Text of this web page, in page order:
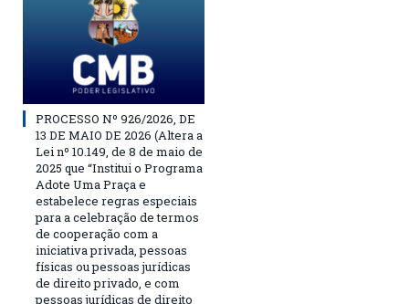
PROCESSO Nº 926/2026, DE
13 DE MAIO DE 2026 (Altera a
Lei nº 10.149, de 8 de maio de
2025 que “Institui o Programa
Adote Uma Praça e
estabelece regras especiais
para a celebração de termos
de cooperação com a
iniciativa privada, pessoas
físicas ou pessoas jurídicas
de direito privado, e com
pessoas jurídicas de direito